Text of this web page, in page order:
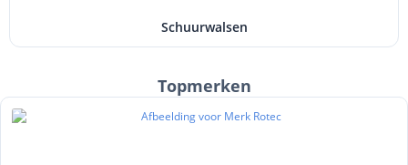
Schuurwalsen
Topmerken